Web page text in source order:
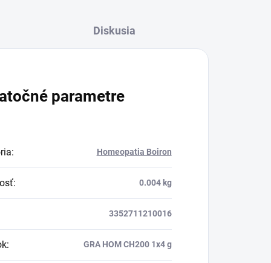
Diskusia
parametre
: Homeopatia Boiron
: 0.004 kg
3352711210016
: GRA HOM CH200 1x4 g